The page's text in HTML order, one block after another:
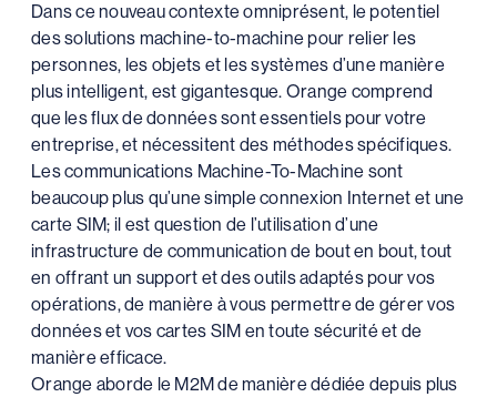
Dans ce nouveau contexte omniprésent, le potentiel
des solutions machine-to-machine pour relier les
personnes, les objets et les systèmes d’une manière
plus intelligent, est gigantesque. Orange comprend
que les flux de données sont essentiels pour votre
entreprise, et nécessitent des méthodes spécifiques.
Les communications Machine-To-Machine sont
beaucoup plus qu’une simple connexion Internet et une
carte SIM; il est question de l’utilisation d’une
infrastructure de communication de bout en bout, tout
en offrant un support et des outils adaptés pour vos
opérations, de manière à vous permettre de gérer vos
données et vos cartes SIM en toute sécurité et de
manière efficace.
Orange aborde le M2M de manière dédiée depuis plus